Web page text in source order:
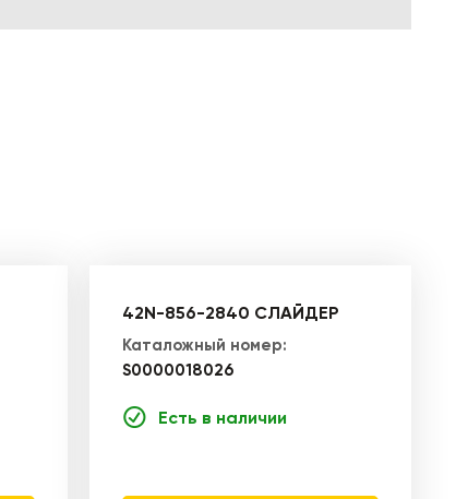
42N-856-2840 СЛАЙДЕР
Каталожный номер:
S0000018026
Есть в наличии